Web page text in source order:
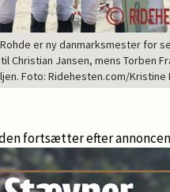
er ny danmarksmester for
Christian Jansen, mens Torben
Foto: Ridehesten.com/Kristine
fortsætter efter